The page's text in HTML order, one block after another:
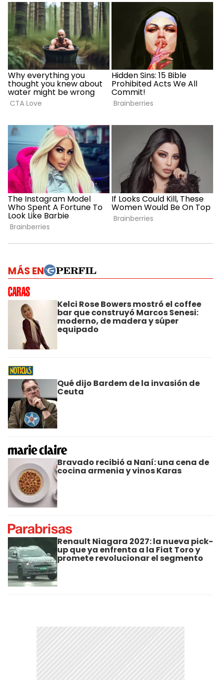
MÁS EN
Kelci Rose Bowers mostró el coffee
bar que construyó Marcos Senesi:
moderno, de madera y súper
equipado
Qué dijo Bardem de la invasión de
Ceuta
Bravado recibió a Naní: una cena de
cocina armenia y vinos Karas
Renault Niagara 2027: la nueva pick-
up que ya enfrenta a la Fiat Toro y
promete revolucionar el segmento